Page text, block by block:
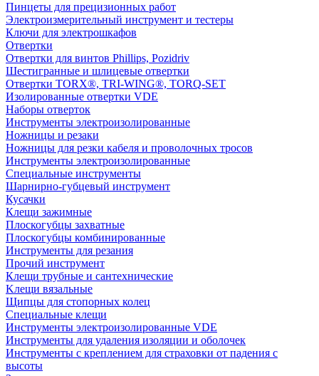
Пинцеты для прецизионных работ
Электроизмерительный инструмент и тестеры
Ключи для электрошкафов
Отвертки
Отвертки для винтов Phillips, Pozidriv
Шестигранные и шлицевые отвертки
Отвертки TORX®, TRI-WING®, TORQ-SET
Изолированные отвертки VDE
Наборы отверток
Инструменты электроизолированные
Ножницы и резаки
Ножницы для резки кабеля и проволочных тросов
Инструменты электроизолированные
Специальные инструменты
Шарнирно-губцевый инструмент
Кусачки
Клещи зажимные
Плоскогубцы захватные
Плоскогубцы комбинированные
Инструменты для резания
Прочий инструмент
Клещи трубные и сантехнические
Kлещи вязальные
Щипцы для стопорных колец
Специальные клещи
Инструменты электроизолированные VDE
Инструменты для удаления изоляции и оболочек
Инструменты с креплением для страховки от падения с
высоты